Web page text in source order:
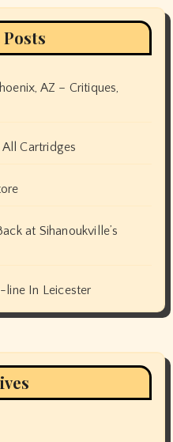
AZ – Critiques,
Cartridges
at Sihanoukville’s
line In Leicester